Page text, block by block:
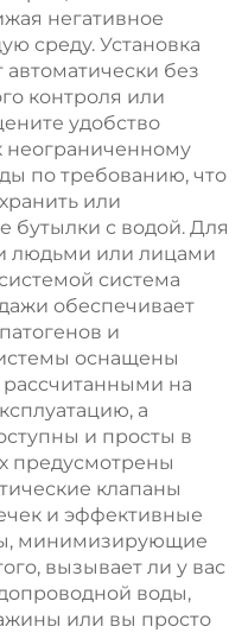
негативное
среду. Установка
автоматически без
контроля или
удобство
неограниченному
по требованию, что
или
бутылки с водой. Для
людьми или лицами
система
обеспечивает
и
оснащены
на
а
и просты в
предусмотрены
клапаны
и эффективные
минимизирующие
вызывает ли у вас
воды,
или вы просто